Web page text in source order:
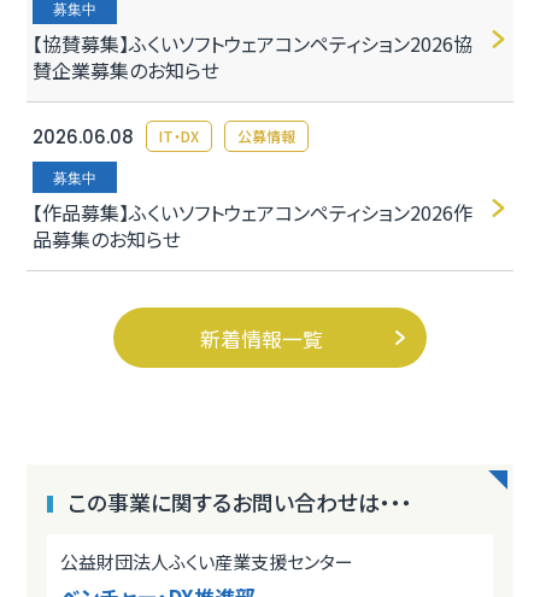
募集中
【協賛募集】ふくいソフトウェアコンペティション2026協
賛企業募集のお知らせ
2026.06.08 IT・DX 公募情報
募集中
【作品募集】ふくいソフトウェアコンペティション2026作
品募集のお知らせ
新着情報一覧
この事業に関するお問い合わせは・・・
公益財団法人ふくい産業支援センター